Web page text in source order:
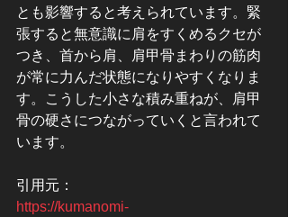
とも影響すると考えられています。緊
張すると無意識に肩をすくめるクセが
つき、首から肩、肩甲骨まわりの筋肉
が常に力んだ状態になりやすくなりま
す。こうした小さな積み重ねが、肩甲
骨の硬さにつながっていくと言われて
います。
引用元：
https://kumanomi-